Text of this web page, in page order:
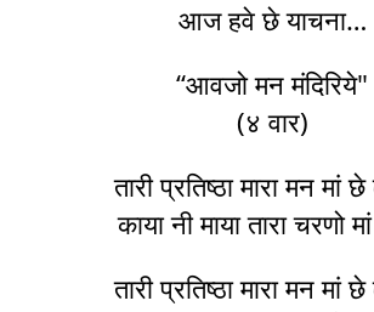
आज हवे छे याचना…
“आवजो मन मंदिरिये"
(४ वार)
तारी प्रतिष्ठा मारा मन मां
काया नी माया तारा चरणो
तारी प्रतिष्ठा मारा मन मां